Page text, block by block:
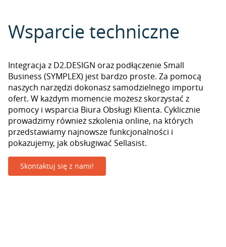
Wsparcie techniczne
Integracja z D2.DESIGN oraz podłączenie Small
Business (SYMPLEX) jest bardzo proste. Za pomocą
naszych narzędzi dokonasz samodzielnego importu
ofert. W każdym momencie możesz skorzystać z
pomocy i wsparcia Biura Obsługi Klienta. Cyklicznie
prowadzimy również szkolenia online, na których
przedstawiamy najnowsze funkcjonalności i
pokazujemy, jak obsługiwać Sellasist.
Skontaktuj się z nami!